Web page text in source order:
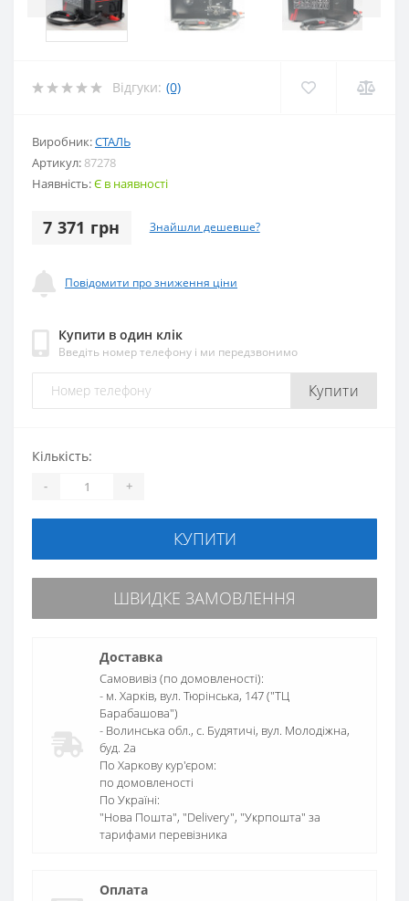
Відгуки: (0)
Виробник:СТАЛЬ
Артикул: 87278
Наявність:Є в наявності
7 371 грн Знайшли дешевше?
Повідомити про зниження ціни
Купити в один клік
Введіть номер телефону і ми передзвонимо
Купити
Кількість:
- +
КУПИТИ
ШВИДКЕ ЗАМОВЛЕННЯ
Доставка
Самовивіз (по домовленості):
- м. Харків, вул. Тюрінська, 147 ("ТЦ
Барабашова")
- Волинська обл., c. Будятичі, вул. Молодіжна,
буд. 2а
По Харкову кур'єром:
по домовленості
По Україні:
"Нова Пошта", "Delivery", "Укрпошта" за
тарифами перевізника
Оплата